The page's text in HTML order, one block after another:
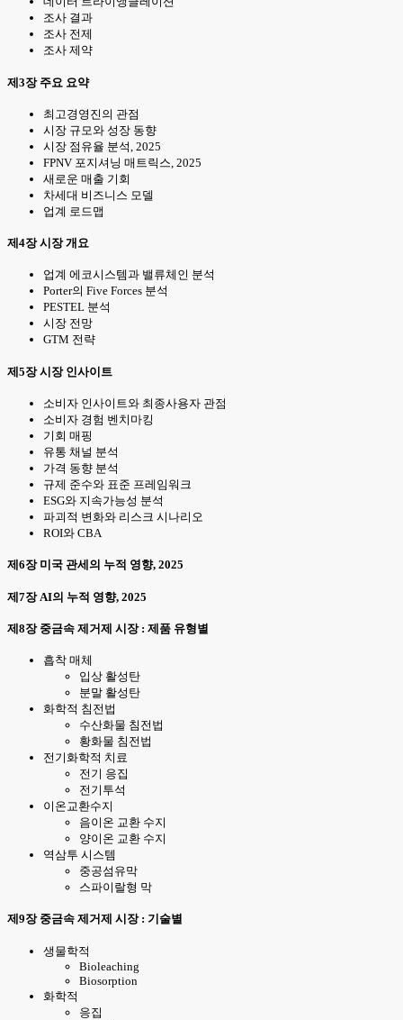
조사 결과
조사 전제
조사 제약
제3장 주요 요약
최고경영진의 관점
시장 규모와 성장 동향
시장 점유율 분석, 2025
FPNV 포지셔닝 매트릭스, 2025
새로운 매출 기회
차세대 비즈니스 모델
업계 로드맵
제4장 시장 개요
업계 에코시스템과 밸류체인 분석
Porter의 Five Forces 분석
PESTEL 분석
시장 전망
GTM 전략
제5장 시장 인사이트
소비자 인사이트와 최종사용자 관점
소비자 경험 벤치마킹
기회 매핑
유통 채널 분석
가격 동향 분석
규제 준수와 표준 프레임워크
ESG와 지속가능성 분석
파괴적 변화와 리스크 시나리오
ROI와 CBA
제6장 미국 관세의 누적 영향, 2025
제7장 AI의 누적 영향, 2025
제8장 중금속 제거제 시장 : 제품 유형별
흡착 매체
입상 활성탄
분말 활성탄
화학적 침전법
수산화물 침전법
황화물 침전법
전기화학적 치료
전기 응집
전기투석
이온교환수지
음이온 교환 수지
양이온 교환 수지
역삼투 시스템
중공섬유막
스파이랄형 막
제9장 중금속 제거제 시장 : 기술별
생물학적
Bioleaching
Biosorption
화학적
응집